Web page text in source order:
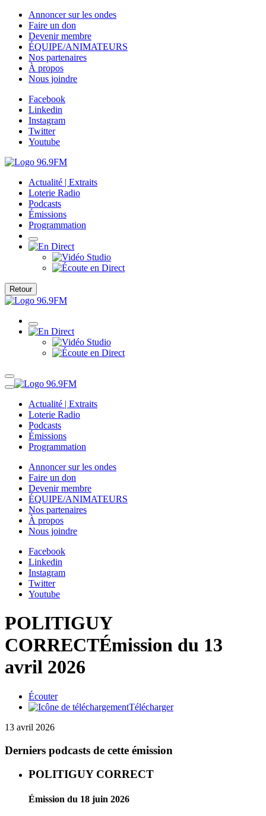
Annoncer sur les ondes
Faire un don
Devenir membre
ÉQUIPE/ANIMATEURS
Nos partenaires
À propos
Nous joindre
Facebook
Linkedin
Instagram
Twitter
Youtube
Actualité | Extraits
Loterie Radio
Podcasts
Émissions
Programmation
Retour
Actualité | Extraits
Loterie Radio
Podcasts
Émissions
Programmation
Annoncer sur les ondes
Faire un don
Devenir membre
ÉQUIPE/ANIMATEURS
Nos partenaires
À propos
Nous joindre
Facebook
Linkedin
Instagram
Twitter
Youtube
POLITIGUY
CORRECTÉmission du 13
avril 2026
Écouter
Télécharger
13 avril 2026
Derniers podcasts de cette émission
POLITIGUY CORRECT
Émission du 18 juin 2026